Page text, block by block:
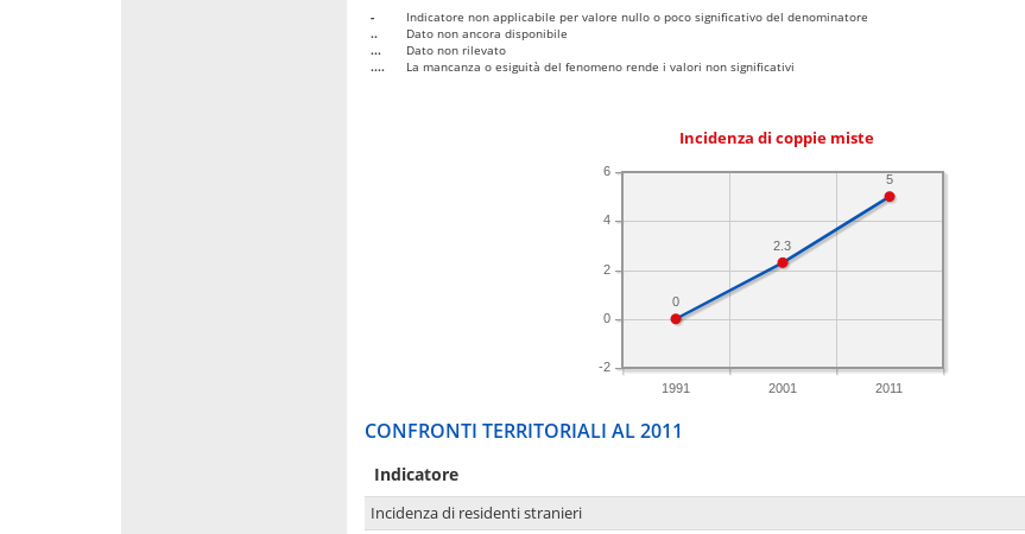
-
Indicatore non applicabile per valore nullo o poco significativo del denominatore
..
Dato non ancora disponibile
...
Dato non rilevato
....
La mancanza o esiguità del fenomeno rende i valori non significativi
Incidenza di coppie miste
1991 2001 2011
-2
0
2
4
6
5
2.3
0
CONFRONTI TERRITORIALI AL 2011
Indicatore
Incidenza di residenti stranieri